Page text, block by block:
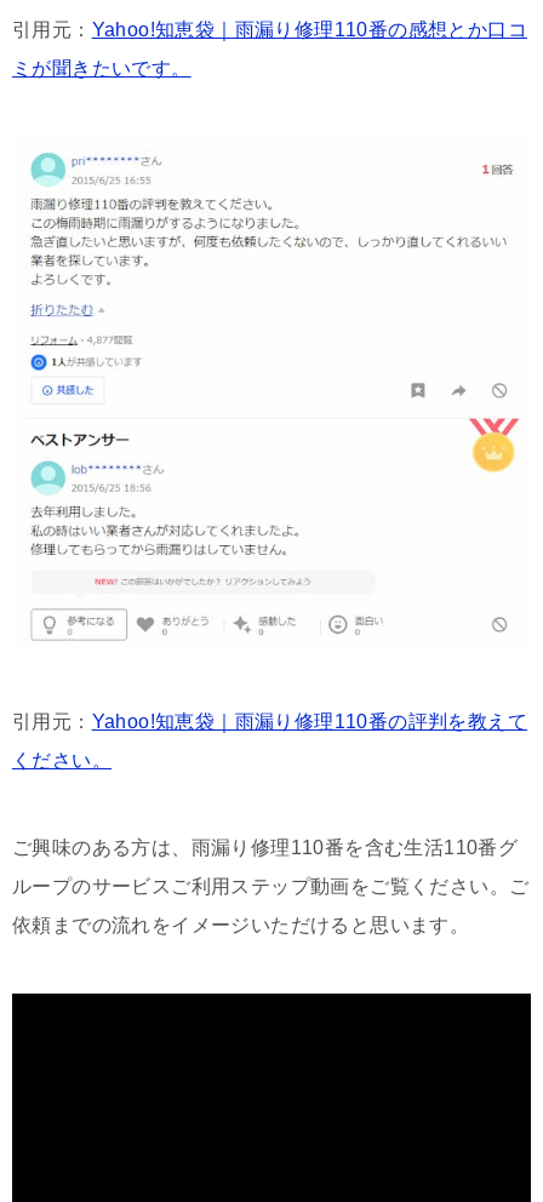
引用元： Yahoo!知恵袋｜雨漏り修理110番の感想とか口コ
ミが聞きたいです。
引用元： Yahoo!知恵袋｜雨漏り修理110番の評判を教えて
ください。
ご興味のある方は、雨漏り修理110番を含む生活110番グ
ループのサービスご利用ステップ動画をご覧ください。ご
依頼までの流れをイメージいただけると思います。